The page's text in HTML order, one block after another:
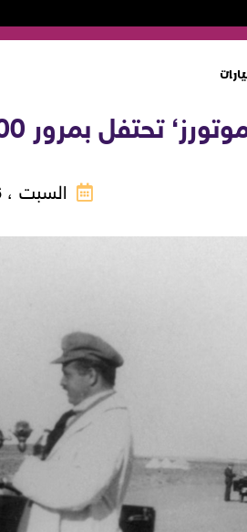
100 سنة على التواجد المتميّز في أفريقيا والشرق الأوسط
السبت ، 16 مايو 2026